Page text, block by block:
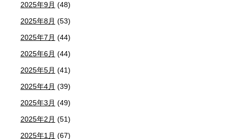
2025年9月 (48)
2025年8月 (53)
2025年7月 (44)
2025年6月 (44)
2025年5月 (41)
2025年4月 (39)
2025年3月 (49)
2025年2月 (51)
2025年1月 (67)